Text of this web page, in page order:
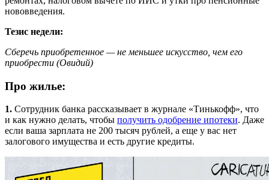
нововведения.
Тезис недели:
Сберечь приобретенное — не меньшее искусство, чем его
приобрести (Овидий)
Про жилье:
1. Сотрудник банка рассказывает в журнале «Тинькофф», что
и как нужно делать, чтобы получить одобрение ипотеки. Даже
если ваша зарплата не 200 тысяч рублей, а еще у вас нет
залогового имущества и есть другие кредиты.